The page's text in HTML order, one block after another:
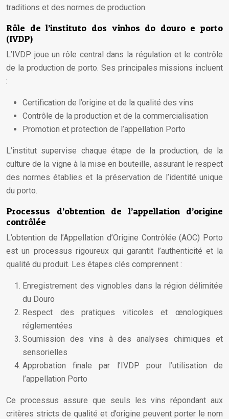
traditions et des normes de production.
Rôle de l’instituto dos vinhos do douro e porto
(IVDP)
L’IVDP joue un rôle central dans la régulation et le contrôle
de la production de porto. Ses principales missions incluent
:
Certification de l’origine et de la qualité des vins
Contrôle de la production et de la commercialisation
Promotion et protection de l’appellation Porto
L’institut supervise chaque étape de la production, de la
culture de la vigne à la mise en bouteille, assurant le respect
des normes établies et la préservation de l’identité unique
du porto.
Processus d’obtention de l’appellation d’origine
contrôlée
L’obtention de l’Appellation d’Origine Contrôlée (AOC) Porto
est un processus rigoureux qui garantit l’authenticité et la
qualité du produit. Les étapes clés comprennent :
Enregistrement des vignobles dans la région délimitée
du Douro
Respect des pratiques viticoles et œnologiques
réglementées
Soumission des vins à des analyses chimiques et
sensorielles
Approbation finale par l’IVDP pour l’utilisation de
l’appellation Porto
Ce processus assure que seuls les vins répondant aux
critères stricts de qualité et d’origine peuvent porter le nom